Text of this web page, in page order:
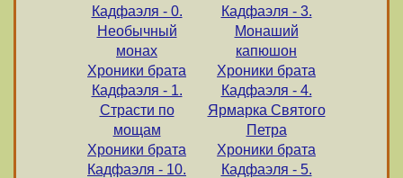
Кадфаэля - 0.
Необычный
монах
Хроники брата
Кадфаэля - 1.
Страсти по
мощам
Хроники брата
Кадфаэля - 10.
Кадфаэля - 3.
Монаший
капюшон
Хроники брата
Кадфаэля - 4.
Ярмарка Святого
Петра
Хроники брата
Кадфаэля - 5.